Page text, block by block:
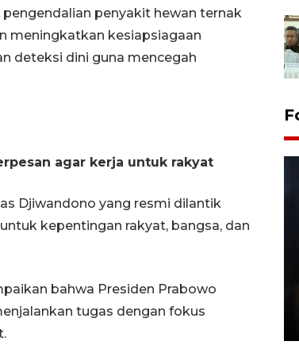
penyakit hewan ternak
meningkatkan kesiapsiagaan
deteksi dini guna mencegah
agar kerja untuk rakyat
Djiwandono yang resmi dilantik
kepentingan rakyat, bangsa, dan
bahwa Presiden Prabowo
tugas dengan fokus
Layanan pembuatan SIM Baru
di Satpas Polresta Palu
15 July 2026 14:08 WIB